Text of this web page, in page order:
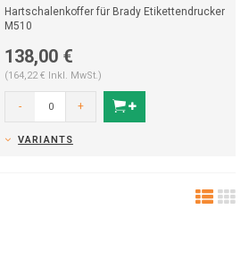
Hartschalenkoffer für Brady Etikettendrucker
M510
138,00 €
(164,22 € Inkl. MwSt.)
- +
VARIANTS